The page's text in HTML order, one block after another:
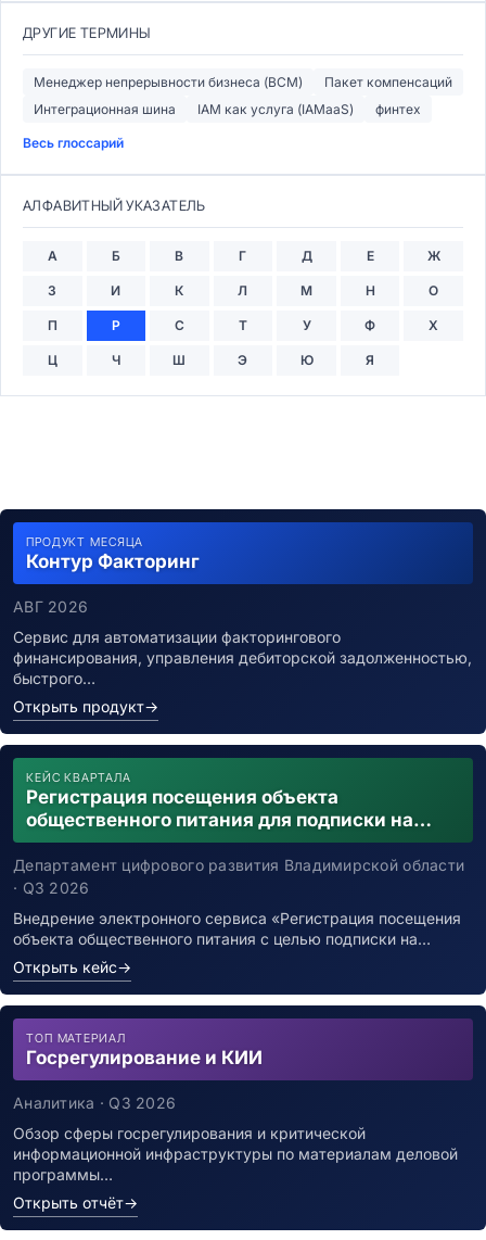
ДРУГИЕ ТЕРМИНЫ
Менеджер непрерывности бизнеса (BCM)
Пакет компенсаций
Интеграционная шина
IAM как услуга (IAMaaS) финтех
Весь глоссарий
АЛФАВИТНЫЙ УКАЗАТЕЛЬ
А Б В Г Д Е Ж
З И К Л М Н О
П Р С Т У Ф Х
Ц Ч Ш Э Ю Я
ПРОДУКТ МЕСЯЦА
Контур Факторинг
АВГ 2026
Сервис для автоматизации факторингового
финансирования, управления дебиторской задолженностью,
быстрого…
Открыть продукт→
КЕЙС КВАРТАЛА
Регистрация посещения объекта
общественного питания для подписки на
уведомления о возможном контакте с
заболевшим новой коронавирусной
инфекцией
Департамент цифрового развития Владимирской области
· Q3 2026
Внедрение электронного сервиса «Регистрация посещения
объекта общественного питания с целью подписки на…
Открыть кейс→
ТОП МАТЕРИАЛ
Госрегулирование и КИИ
Аналитика · Q3 2026
Обзор сферы госрегулирования и критической
информационной инфраструктуры по материалам деловой
программы…
Открыть отчёт→